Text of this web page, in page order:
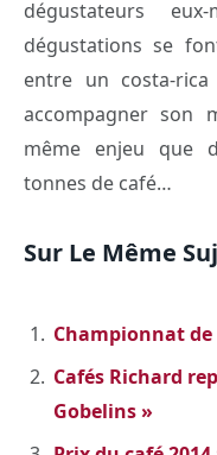
dégustateurs
dégustations se
entre un costa-
accompagner son
même enjeu que
tonnes de café…
Sur Le Même
Championnat de
Cafés Richard
Gobelins »